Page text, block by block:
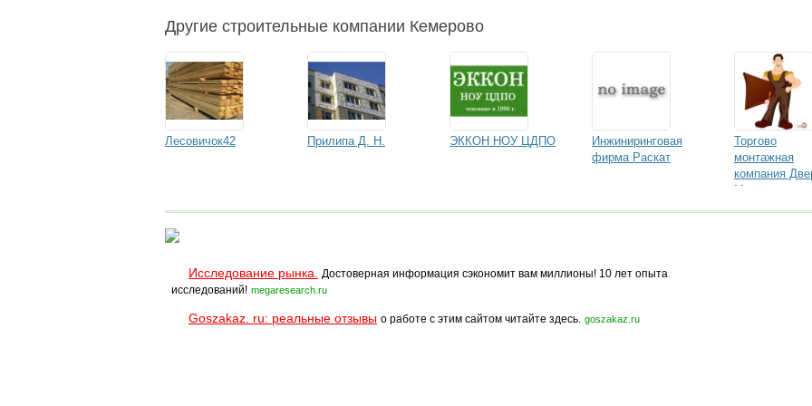
Другие строительные компании Кемерово
Лесовичок42 Прилипа Д. Н. ЭККОН НОУ ЦДПО
Инжиниринговая
фирма Раскат
Торгово
монтажная
компания
Мастер
Исследование рынка.
Достоверная информация сэкономит вам миллионы! 10 лет опыта
исследований! megaresearch.ru
Goszakaz. ru: реальные отзывы о работе с этим сайтом читайте здесь. goszakaz.ru